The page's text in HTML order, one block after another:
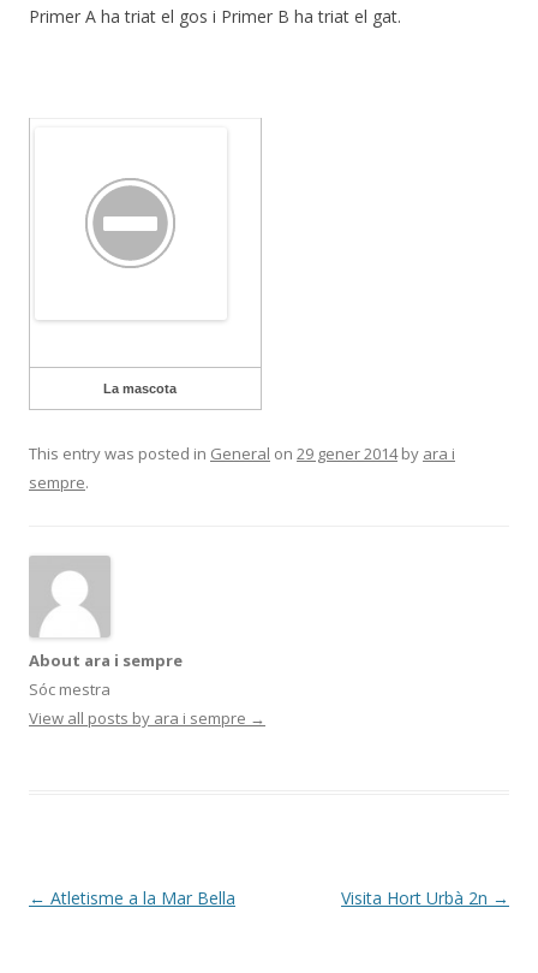
Primer A ha triat el gos i Primer B ha triat el gat.
La mascota
This entry was posted in General on 29 gener 2014by ara i
sempre.
About ara i sempre
Sóc mestra
View all posts by ara i sempre →
Post
← Atletisme a la Mar Bella Visita Hort Urbà 2n →